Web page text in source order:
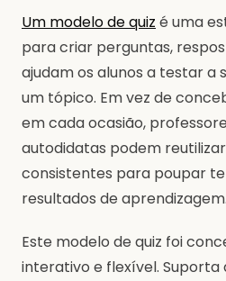
Um modelo de quiz é uma
para criar perguntas,
ajudam os alunos a testar a
um tópico. Em vez de
em cada ocasião,
autodidatas podem
consistentes para poupar
resultados de aprendizagem.
Este modelo de quiz foi
interativo e flexível. Suporta